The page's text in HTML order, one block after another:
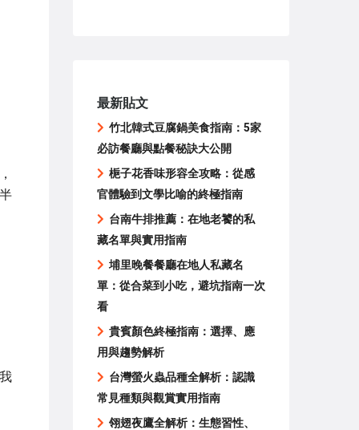
最新貼文
竹北韓式豆腐鍋美食指南：5家
必訪餐廳與點餐秘訣大公開
梔子花香味形容全攻略：從感
官體驗到文學比喻的終極指南
台南牛排推薦：在地老饕的私
藏名單與實用指南
埔里晚餐餐廳在地人私藏名
單：從合菜到小吃，避坑指南一次
看
貴賓顏色終極指南：選擇、應
用與趨勢解析
台灣螢火蟲品種全解析：認識
常見種類與觀賞實用指南
翎翅夜鷹全解析：生態習性、